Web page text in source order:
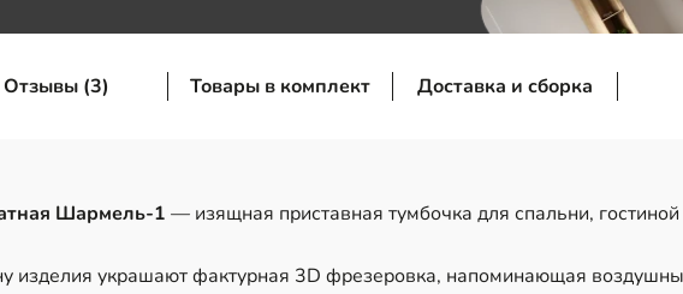
Отзывы (3) Товары в комплект Доставка и сборка
Шармель-1 — изящная приставная тумбочка для спальни, гостиной
изделия украшают фактурная 3D фрезеровка, напоминающая